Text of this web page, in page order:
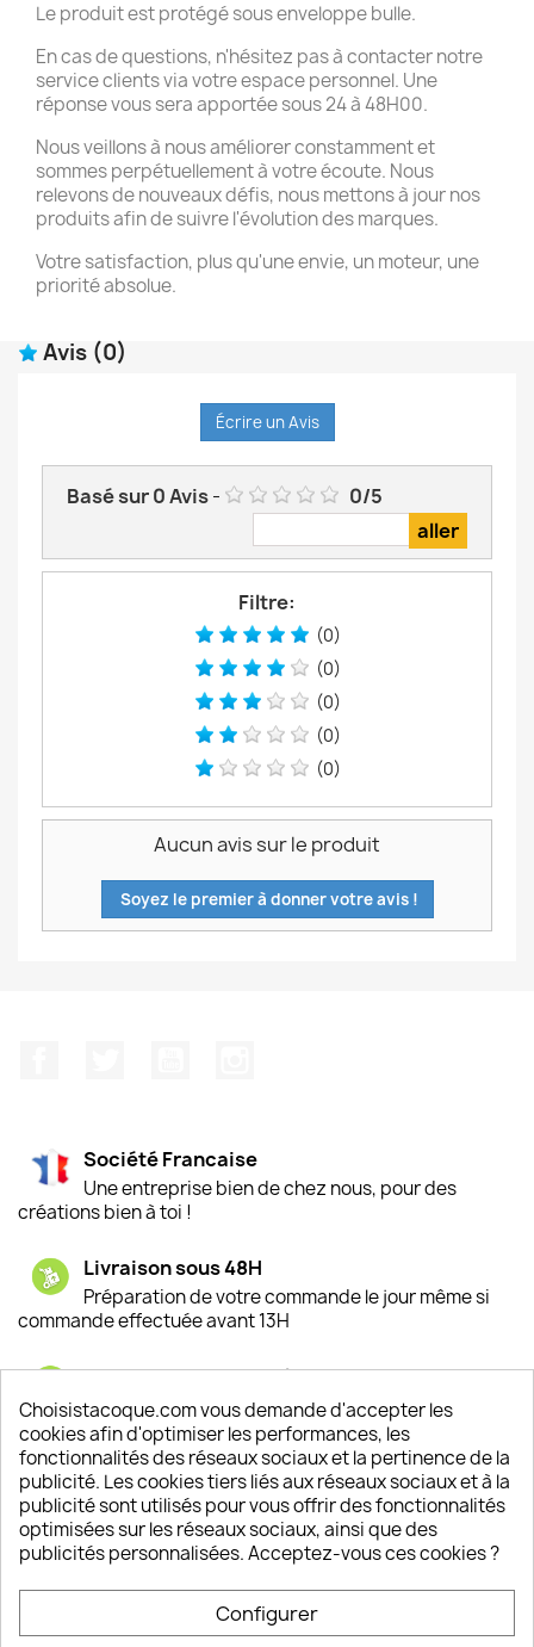
Le produit est protégé sous enveloppe bulle.
En cas de questions, n'hésitez pas à contacter notre
service clients via votre espace personnel. Une
réponse vous sera apportée sous 24 à 48H00.
Nous veillons à nous améliorer constamment et
sommes perpétuellement à votre écoute. Nous
relevons de nouveaux défis, nous mettons à jour nos
produits afin de suivre l'évolution des marques.
Votre satisfaction, plus qu'une envie, un moteur, une
priorité absolue.
Avis (0)
Écrire un Avis
Basé sur0Avis- 0/5
Filtre:
(0)
(0)
(0)
(0)
(0)
Aucun avis sur le produit
Soyez le premier à donner votre avis !
Société Francaise
Une entreprise bien de chez nous, pour des
créations bien à toi !
Livraison sous 48H
Préparation de votre commande le jour même si
commande effectuée avant 13H
Satisfaction de nos clients
Depuis 2009, entre 92% et 94% de nos clients
sont satisfaits de nos produits
Un SAV à votre écoute
Notre SAV est disponible 6/7J de 10h à 18H
Choisistacoque.com vous demande d'accepter les
cookies afin d'optimiser les performances, les
fonctionnalités des réseaux sociaux et la pertinence de la
publicité. Les cookies tiers liés aux réseaux sociaux et à la
publicité sont utilisés pour vous offrir des fonctionnalités
optimisées sur les réseaux sociaux, ainsi que des
publicités personnalisées. Acceptez-vous ces cookies ?
Configurer